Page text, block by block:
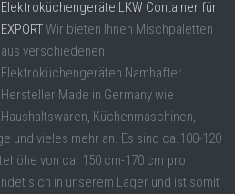
Elektroküchengeräte LKW Container für
EXPORTWir bieten Ihnen Mischpaletten
aus verschiedenen
Elektroküchengeräten Namhafter
Hersteller Made in Germany wie
Haushaltswaren, Küchenmaschinen,
und vieles mehr an. Es sind ca.100-120
von ca. 150 cm-170 cm pro
sich in unserem Lager und ist somit